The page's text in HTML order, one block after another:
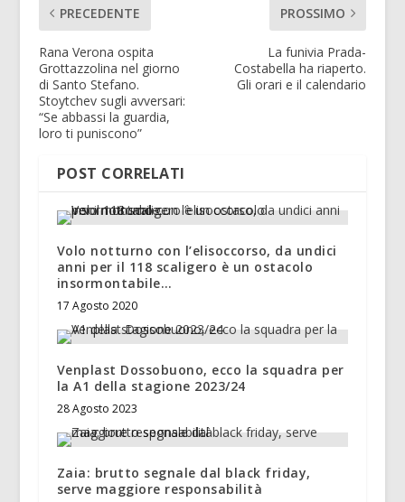
PRECEDENTE
Rana Verona ospita
Grottazzolina nel giorno
di Santo Stefano.
Stoytchev sugli avversari:
“Se abbassi la guardia,
loro ti puniscono”
PROSSIMO
La funivia Prada-
Costabella ha riaperto.
Gli orari e il calendario
POST CORRELATI
Volo notturno con l’elisoccorso, da undici
anni per il 118 scaligero è un ostacolo
insormontabile…
17 Agosto 2020
Venplast Dossobuono, ecco la squadra per
la A1 della stagione 2023/24
28 Agosto 2023
Zaia: brutto segnale dal black friday,
serve maggiore responsabilità